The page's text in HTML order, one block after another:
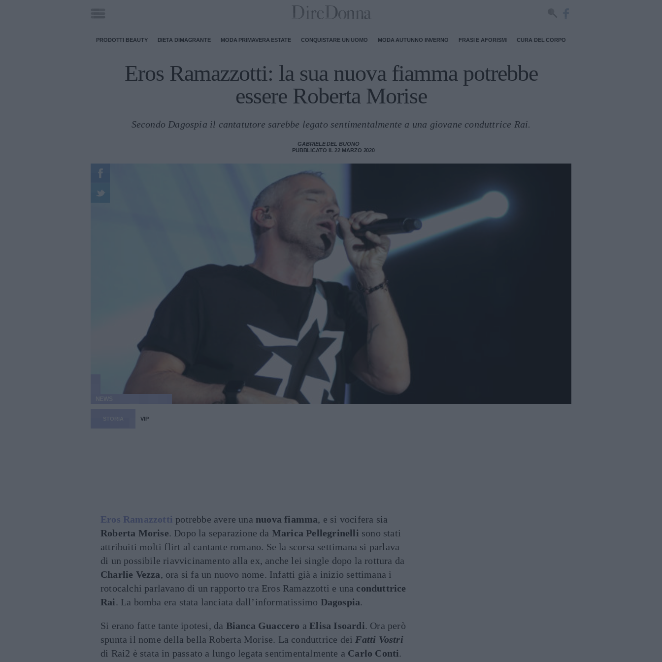
PRODOTTI BEAUTY DIETA DIMAGRANTE MODA PRIMAVERA ESTATE CONQUISTARE UN UOMO MODA AUTUNNO INVERNO FRASI E AFORISMI CURA DEL CORPO
Eros Ramazzotti: la sua nuova fiamma potrebbe
essere Roberta Morise
Secondo Dagospia il cantatutore sarebbe legato sentimentalmente a una giovane conduttrice Rai.
GABRIELE DEL BUONO
PUBBLICATO IL 22 MARZO 2020
VIP
Eros Ramazzotti potrebbe avere una nuova fiamma, e si vocifera sia
Roberta Morise. Dopo la separazione da Marica Pellegrinelli sono stati
attribuiti molti flirt al cantante romano. Se la scorsa settimana si parlava
di un possibile riavvicinamento alla ex, anche lei single dopo la rottura da
Charlie Vezza, ora si fa un nuovo nome. Infatti già a inizio settimana i
rotocalchi parlavano di un rapporto tra Eros Ramazzotti e una conduttrice
Rai. La bomba era stata lanciata dall’informatissimo Dagospia.
Si erano fatte tante ipotesi, da Bianca Guaccero aElisa Isoardi. Ora però
spunta il nome della bella Roberta Morise. La conduttrice dei Fatti Vostri
di Rai2 è stata in passato a lungo legata sentimentalmente a Carlo Conti.